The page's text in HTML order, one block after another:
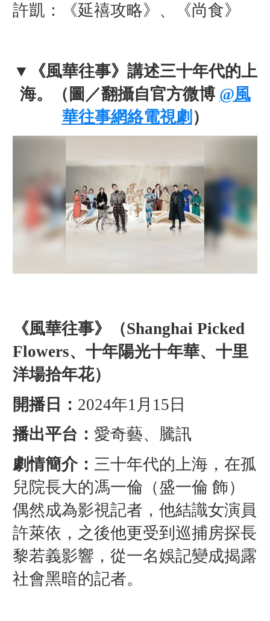
許凱：《延禧攻略》、《尚食》
▼ 《風華往事》講述三十年代的上
海。（圖／翻攝自官方微博 @風
華往事網絡電視劇 ）
《風華往事》（Shanghai Picked
Flowers、十年陽光十年華、十里
洋場拾年花）
開播日： 2024年1月15日
播出平台： 愛奇藝、騰訊
劇情簡介： 三十年代的上海，在孤
兒院長大的馮一倫（盛一倫 飾）
偶然成為影視記者，他結識女演員
許萊依，之後他更受到巡捕房探長
黎若義影響，從一名娛記變成揭露
社會黑暗的記者。